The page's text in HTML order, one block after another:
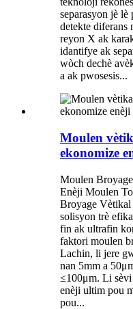
separasyon jè
detekte diferans
reyon X ak
idantifye ak
wòch dechè
a ak pwosesis...
Moulen
ekonomize
Moulen
Enèji Moulen
Broyage Vètikal
solisyon trè
fin ak ultrafin
faktori moulen
Lachin, li jere
nan 5mm a
≤100μm. Li
enèji ultim pou
pou...